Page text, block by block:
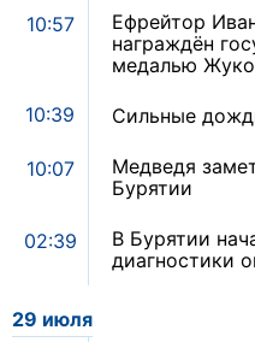
10:57
Ефрейтор
награждён
медалью
10:39 Сильные
10:07
Медведя
Бурятии
02:39
В Бурятии
диагностики
29 июля